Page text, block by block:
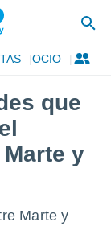
OCIO
que
y
Marte y